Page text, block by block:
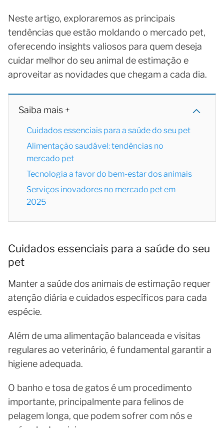
Neste artigo, exploraremos as principais
tendências que estão moldando o mercado pet,
oferecendo insights valiosos para quem deseja
cuidar melhor do seu animal de estimação e
aproveitar as novidades que chegam a cada dia.
Saiba mais +
Cuidados essenciais para a saúde do seu pet
Alimentação saudável: tendências no
mercado pet
Tecnologia a favor do bem-estar dos animais
Serviços inovadores no mercado pet em
2025
Cuidados essenciais para a saúde do seu
pet
Manter a saúde dos animais de estimação requer
atenção diária e cuidados específicos para cada
espécie.
Além de uma alimentação balanceada e visitas
regulares ao veterinário, é fundamental garantir a
higiene adequada.
O banho e tosa de gatos é um procedimento
importante, principalmente para felinos de
pelagem longa, que podem sofrer com nós e